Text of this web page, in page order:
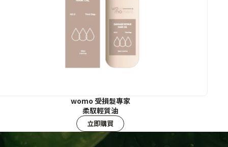
womo 受損髮專家
柔馭輕質油
立即購買